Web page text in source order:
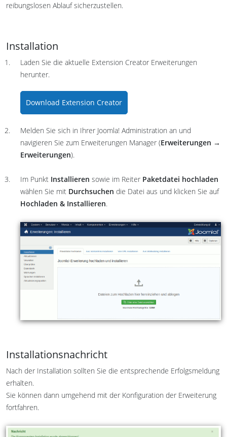
reibungslosen Ablauf sicherzustellen.
Installation
Laden Sie die aktuelle Extension Creator Erweiterungen
herunter.
Download Extension Creator
Melden Sie sich in Ihrer Joomla! Administration an und
navigieren Sie zum Erweiterungen Manager (Erweiterungen →
Erweiterungen).
Im Punkt Installieren sowie im Reiter Paketdatei hochladen
wählen Sie mit Durchsuchen die Datei aus und klicken Sie auf
Hochladen & Installieren.
Installationsnachricht
Nach der Installation sollten Sie die entsprechende Erfolgsmeldung
erhalten.
Sie können dann umgehend mit der Konfiguration der Erweiterung
fortfahren.